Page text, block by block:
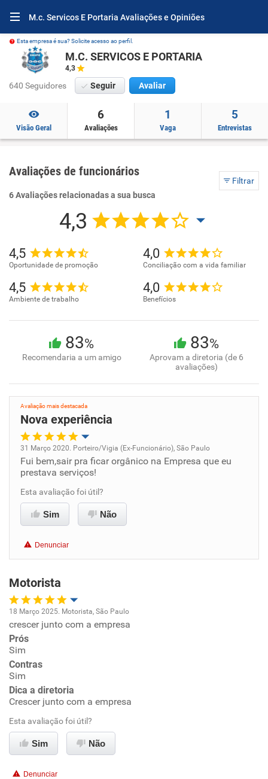
M.c. Servicos E Portaria Avaliações e Opiniões
Esta empresa é sua? Solicite acesso ao perfil.
M.C. SERVICOS E PORTARIA
4,3
640 Seguidores Seguir Avaliar
Visão Geral
6
Avaliações
1
Vaga
5
Entrevistas
Avaliações de funcionários
Filtrar
6 Avaliações relacionadas a sua busca
4,3
4,5
Oportunidade de promoção
4,0
Conciliação com a vida familiar
4,5
Ambiente de trabalho
4,0
Benefícios
83%
Recomendaria a um amigo
83%
Aprovam a diretoria (de 6
avaliações)
Avaliação mais destacada
Nova experiência
Oportunidade de promoção
Ambiente de trabalho
Conciliação com a vida familiar
Recomenda esta empresa
Recomenda a diretoria
31 Março 2020. Porteiro/Vigia (Ex-Funcionário), São Paulo
Fui bem,sair pra ficar orgânico na Empresa que eu
prestava serviços!
Esta avaliação foi útil?
Sim Não
Denunciar
Motorista
Oportunidade de promoção
Ambiente de trabalho
Conciliação com a vida familiar
Recomenda esta empresa
18 Março 2025. Motorista, São Paulo
crescer junto com a empresa
Prós
Sim
Contras
Sim
Dica a diretoria
Crescer junto com a empresa
Esta avaliação foi útil?
Sim Não
Denunciar